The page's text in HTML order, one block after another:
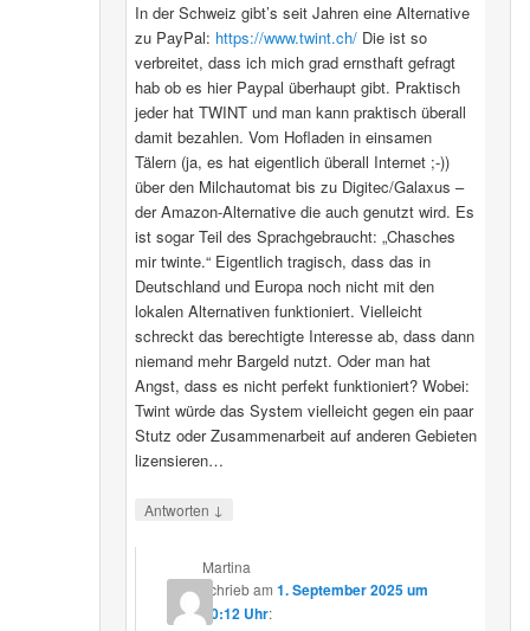
In der Schweiz gibt’s seit Jahren eine Alternative
zu PayPal: https://www.twint.ch/Die ist so
verbreitet, dass ich mich grad ernsthaft gefragt
hab ob es hier Paypal überhaupt gibt. Praktisch
jeder hat TWINT und man kann praktisch überall
damit bezahlen. Vom Hofladen in einsamen
Tälern (ja, es hat eigentlich überall Internet ;-))
über den Milchautomat bis zu Digitec/Galaxus –
der Amazon-Alternative die auch genutzt wird. Es
ist sogar Teil des Sprachgebraucht: „Chasches
mir twinte.“ Eigentlich tragisch, dass das in
Deutschland und Europa noch nicht mit den
lokalen Alternativen funktioniert. Vielleicht
schreckt das berechtigte Interesse ab, dass dann
niemand mehr Bargeld nutzt. Oder man hat
Angst, dass es nicht perfekt funktioniert? Wobei:
Twint würde das System vielleicht gegen ein paar
Stutz oder Zusammenarbeit auf anderen Gebieten
lizensieren…
Antworten ↓
Martina
schriebam1. September 2025 um
20:12 Uhr: